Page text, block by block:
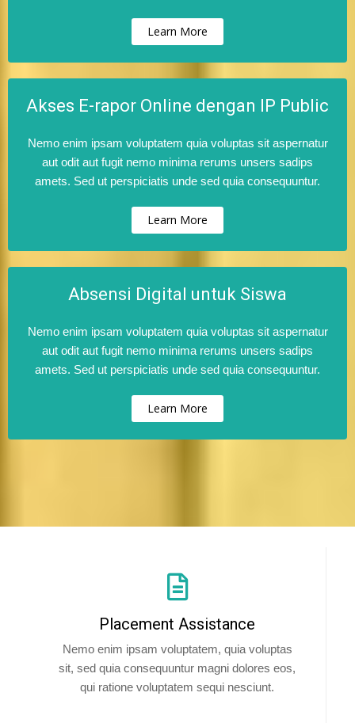
Learn More
Akses E-rapor Online dengan IP Public
Nemo enim ipsam voluptatem quia voluptas sit aspernatur
aut odit aut fugit nemo minima rerums unsers sadips
amets. Sed ut perspiciatis unde sed quia consequuntur.
Learn More
Absensi Digital untuk Siswa
Nemo enim ipsam voluptatem quia voluptas sit aspernatur
aut odit aut fugit nemo minima rerums unsers sadips
amets. Sed ut perspiciatis unde sed quia consequuntur.
Learn More
Placement Assistance
Nemo enim ipsam voluptatem, quia voluptas
sit, sed quia consequuntur magni dolores eos,
qui ratione voluptatem sequi nesciunt.